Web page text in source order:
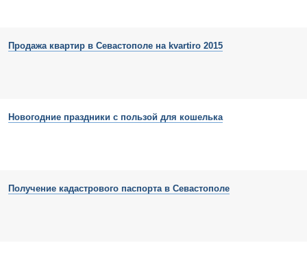
Продажа квартир в Севастополе на kvartiro 2015
Новогодние праздники с пользой для кошелька
Получение кадастрового паспорта в Севастополе